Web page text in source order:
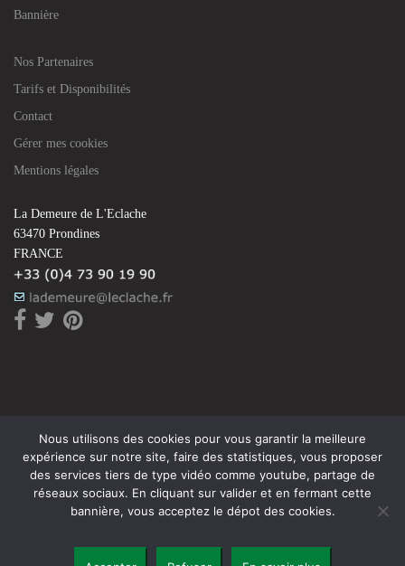
Bannière
Nos Partenaires
Tarifs et Disponibilités
Contact
Gérer mes cookies
Mentions légales
La Demeure de L'Eclache
63470 Prondines
FRANCE
Nous utilisons des cookies pour vous garantir la meilleure
expérience sur notre site, faire des statistiques, vous proposer
des services tiers de type vidéo comme youtube, partage de
réseaux sociaux. En cliquant sur valider et en fermant cette
bannière, vous acceptez le dépot des cookies.